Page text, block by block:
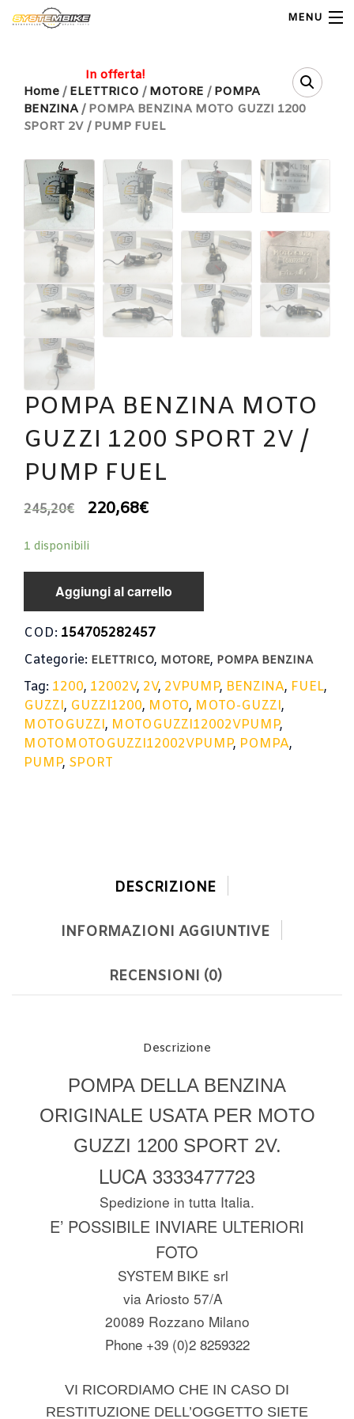
MENU
Home
Shop Ricambi
Note Generali
Contatti
Home / ELETTRICO / MOTORE / POMPA
BENZINA / POMPA BENZINA MOTO GUZZI 1200
SPORT 2V / PUMP FUEL
In offerta!
POMPA BENZINA MOTO
GUZZI 1200 SPORT 2V /
PUMP FUEL
245,20€ 220,68€
1 disponibili
Aggiungi al carrello
COD: 154705282457
Categorie: ELETTRICO, MOTORE, POMPA BENZINA
Tag: 1200, 12002V, 2V, 2VPUMP, BENZINA, FUEL,
GUZZI, GUZZI1200, MOTO, MOTO-GUZZI,
MOTOGUZZI, MOTOGUZZI12002VPUMP,
MOTOMOTOGUZZI12002VPUMP, POMPA,
PUMP, SPORT
DESCRIZIONE
INFORMAZIONI AGGIUNTIVE
RECENSIONI (0)
Descrizione
POMPA DELLA BENZINA
ORIGINALE USATA PER MOTO
GUZZI 1200 SPORT 2V.
LUCA 3333477723
Spedizione in tutta Italia.
E’ POSSIBILE INVIARE ULTERIORI
FOTO
SYSTEM BIKE srl
via Ariosto 57/A
20089 Rozzano Milano
Phone +39 (0)2 8259322
VI RICORDIAMO CHE IN CASO DI
RESTITUZIONE DELL’OGGETTO SIETE